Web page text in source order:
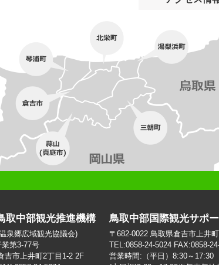
取中部観光推進機構
泉郷広域観光協議会)
第3-77号
吉市上井町2丁目1-2 2F
鳥取中部国際観光サポ
〒682-0022 鳥取県倉吉市上井
TEL:0858-24-5024 FAX:0858-
営業時間:（平日）8:30～17:30